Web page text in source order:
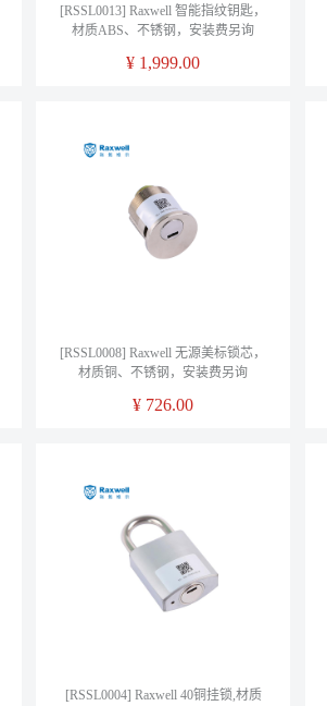
[RSSL0013] Raxwell 智能指纹钥匙，
材质ABS、不锈钢，安装费另询
¥ 1,999.00
[RSSL0008] Raxwell 无源美标锁芯，
材质铜、不锈钢，安装费另询
¥ 726.00
[RSSL0004] Raxwell 40铜挂锁,材质